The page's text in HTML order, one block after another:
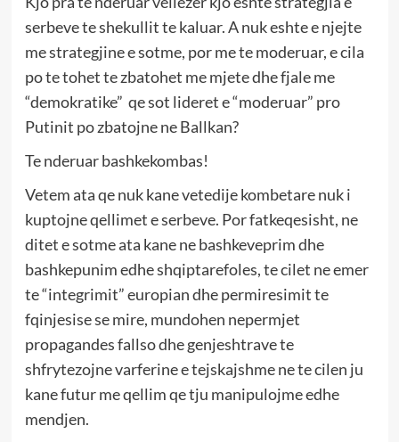
serbeve te shekullit te kaluar. A nuk eshte e njejte
me strategjine e sotme, por me te moderuar, e cila
po te tohet te zbatohet me mjete dhe fjale me
“demokratike” qe sot lideret e “moderuar” pro
Putinit po zbatojne ne Ballkan?
Te nderuar bashkekombas!
Vetem ata qe nuk kane vetedije kombetare nuk i
kuptojne qellimet e serbeve. Por fatkeqesisht, ne
ditet e sotme ata kane ne bashkeveprim dhe
bashkepunim edhe shqiptarefoles, te cilet ne emer
te “integrimit” europian dhe permiresimit te
fqinjesise se mire, mundohen nepermjet
propagandes fallso dhe genjeshtrave te
shfrytezojne varferine e tejskajshme ne te cilen ju
kane futur me qellim qe tju manipulojme edhe
mendjen.